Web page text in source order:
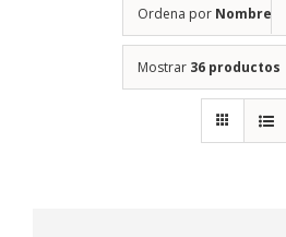
Ordena por Nombre
Mostrar 36 productos